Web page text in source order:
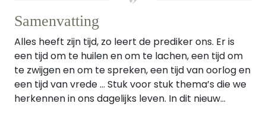
Samenvatting
Alles heeft zijn tijd, zo leert de prediker ons. Er is
een tijd om te huilen en om te lachen, een tijd om
te zwijgen en om te spreken, een tijd van oorlog en
een tijd van vrede … Stuk voor stuk thema’s die we
herkennen in ons dagelijks leven. In dit nieuw...